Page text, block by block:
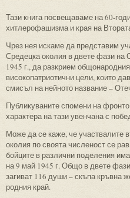
Тази книга посвещаваме на 60-
хитлерофашизма и края на
Чрез нея искаме да представим
Средецка околия в двете фази на
1945 г., да разкрием
високопатриотични цели, които
смисъл на нейното название –
Публикуваните спомени на
характера на тази увенчана с
Може да се каже, че участвалите
околия по своята численост се
бойците в различни поделения
на 9 май 1945 г. Общо в двете
загиват 116 души – скъпа кръвна
родния край.